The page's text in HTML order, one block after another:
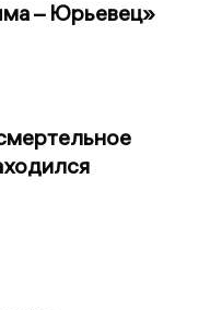
– Юрьевец»